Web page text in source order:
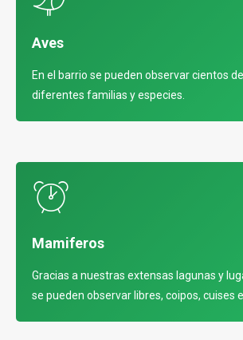
Aves
En el barrio se pueden observar cientos
diferentes familias y especies.
Mamiferos
Gracias a nuestras extensas lagunas y
se pueden observar libres, coipos, cuises